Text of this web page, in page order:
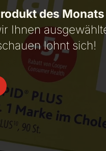
des Monats
Ihnen
lohnt sich!